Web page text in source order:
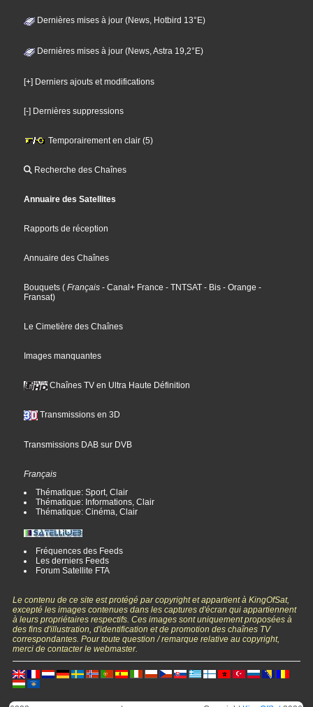
Dernières mises à jour (News, Hotbird 13°E)
Dernières mises à jour (News, Astra 19,2°E)
[+] Derniers ajouts et modifications
[-] Dernières suppressions
Temporairement en clair (5)
Recherche des Chaînes
Annuaire des Satellites
Rapports de réception
Annuaire des Chaînes
Bouquets ( Français - Canal+ France - TNTSAT - Bis - Orange -
Fransat)
Le Cimetière des Chaînes
Images manquantes
Chaînes TV en Ultra Haute Définition
Transmissions en 3D
Transmissions DAB sur DVB
Français
Thématique: Sport, Clair
Thématique: Informations, Clair
Thématique: Cinéma, Clair
Fréquences des Feeds
Les derniers Feeds
Forum Satellite FTA
Le contenu de ce site est protégé par copyright et appartient à KingOfSat,
excepté les images contenues dans les captures d'écran qui appartiennent
à leurs propriétaires respectifs. Ces images sont uniquement proposées à
des fins d'illustration, d'identification et de promotion des chaînes TV
correspondantes. Pour toute question / remarque relative au copyright,
merci de contacter le webmaster.